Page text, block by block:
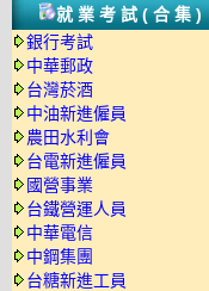
就業考試(合集)
銀行考試
中華郵政
台灣菸酒
中油新進僱員
農田水利會
台電新進僱員
國營事業
台鐵營運人員
中華電信
中鋼集團
台糖新進工員